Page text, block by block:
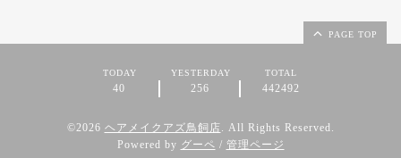
PAGE TOP
TODAY
40
YESTERDAY
256
TOTAL
442492
©2026 ヘアメイクアズ鳥飼店. All Rights Reserved.
Powered by グーペ / 管理ページ